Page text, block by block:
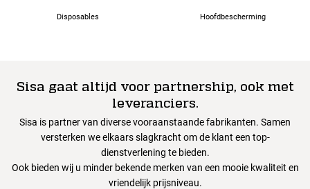
Disposables Hoofdbescherming
Sisa gaat altijd voor partnership, ook met
leveranciers.
Sisa is partner van diverse vooraanstaande fabrikanten. Samen
versterken we elkaars slagkracht om de klant een top-
dienstverlening te bieden.
Ook bieden wij u minder bekende merken van een mooie kwaliteit en
vriendelijk prijsniveau.